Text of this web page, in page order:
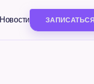
Новости ЗАПИСАТЬСЯ